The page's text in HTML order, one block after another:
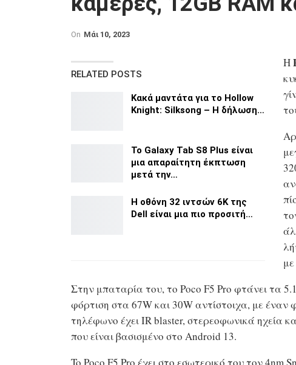
On Μάι 10, 2023
RELATED POSTS
Κακά μαντάτα για το Hollow
Knight: Silksong – H δήλωση…
Το Galaxy Tab S8 Plus είναι
μια απαραίτητη έκπτωση
μετά την…
Η οθόνη 32 ιντσών 6K της
Dell είναι μια πιο προσιτή…
Η
Στην μπαταρία του, το Poco F5 Pro φτάνει τα
φόρτιση στα 67W και 30W αντίστοιχα, με έναν
τηλέφωνο έχει IR blaster, στερεοφωνικά ηχεία
που είναι βασισμένο στο Android 13.